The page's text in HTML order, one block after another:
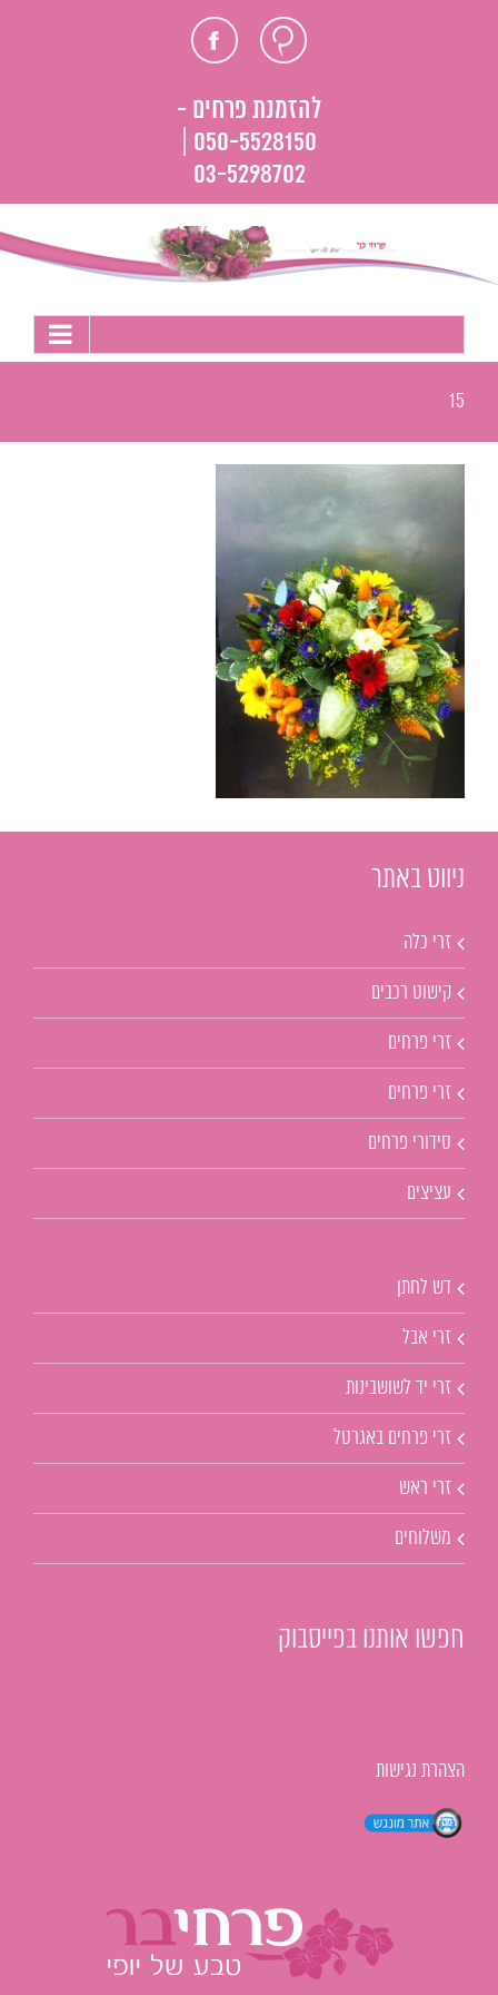
חוות פייסבוק
להזמנת פרחים -
050-5528150 |
03-5298702
15
ניווט באתר
זרי כלה
קישוט רכבים
זרי פרחים
זרי פרחים
סידורי פרחים
עציצים
דש לחתן
זרי אבל
זרי יד לשושבינות
זרי פרחים באגרטל
זרי ראש
משלוחים
חפשו אותנו בפייסבוק
הצהרת נגישות